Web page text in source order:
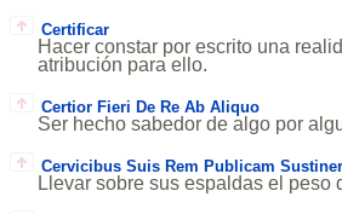
Certificar
Hacer constar por escrito una
atribución para ello.
Certior Fieri De Re Ab Aliquo
Ser hecho sabedor de algo por
Cervicibus Suis Rem Publicam
Llevar sobre sus espaldas el peso